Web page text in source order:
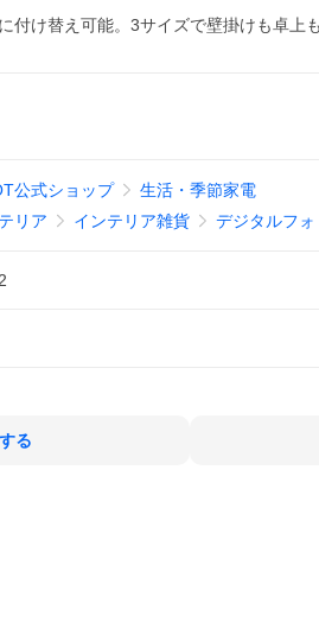
付け替え可能。3サイズで壁掛けも卓上
公式ショップ
生活・季節家電
リア
インテリア雑貨 デジタルフ
る